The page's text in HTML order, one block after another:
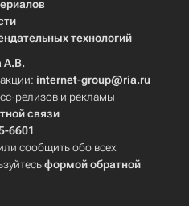
технологий
А.В.
internet-group@ria.ru
релизов и рекламы
связи
6601
сообщить обо всех
формой обратной